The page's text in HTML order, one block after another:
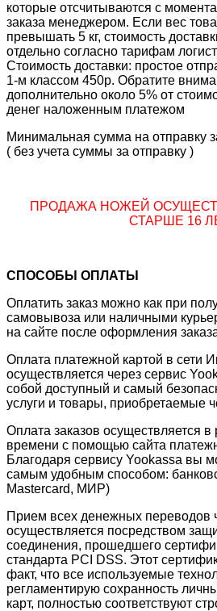
которые отсчитываются с
заказа менеджером. Если вес
превышать 5 кг, стоимость
отдельно согласно тарифам
Стоимость доставки: простое
1-м классом 450р. Обратите
дополнительно около 5% от
денег наложенным платежом
Минимальная сумма на отправку
( без учета суммы за отправку )
ПРОДАЖА НОЖЕЙ
СТАРШЕ 16
СПОСОБЫ ОПЛАТЫ
Оплатить заказ можно как при
самовывоза или наличными
на сайте после оформления
Оплата платежной картой в сети
осуществляется через сервис
собой доступный и самый
услуги и товары, приобретаемые
Оплата заказов осуществляется
времени с помощью сайта
Благодаря сервису Yookassa вы
самым удобным способом:
Mastercard, МИР)
Прием всех денежных переводов
осуществляется посредством
соединения, прошедшего
стандарта PCI DSS. Этот
факт, что все используемые
регламентирую сохранность
карт, полностью соответствуют